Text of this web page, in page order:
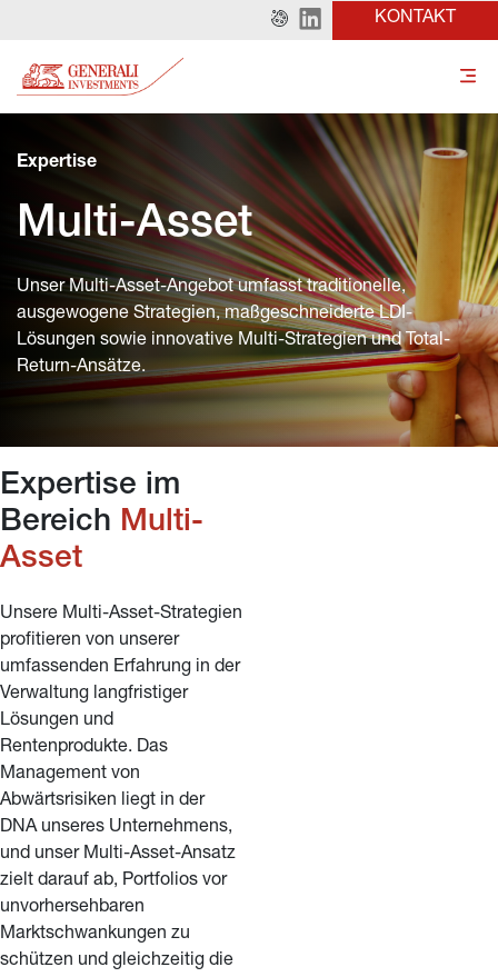
KONTAKT
Expertise
Multi-Asset
Unser Multi-Asset-Angebot umfasst traditionelle,
ausgewogene Strategien, maßgeschneiderte LDI-
Lösungen sowie innovative Multi-Strategien und Total-
Return-Ansätze.
Expertise im
Bereich Multi-
Asset
Unsere Multi-Asset-Strategien
profitieren von unserer
umfassenden Erfahrung in der
Verwaltung langfristiger
Lösungen und
Rentenprodukte. Das
Management von
Abwärtsrisiken liegt in der
DNA unseres Unternehmens,
und unser Multi-Asset-Ansatz
zielt darauf ab, Portfolios vor
unvorhersehbaren
Marktschwankungen zu
schützen und gleichzeitig die